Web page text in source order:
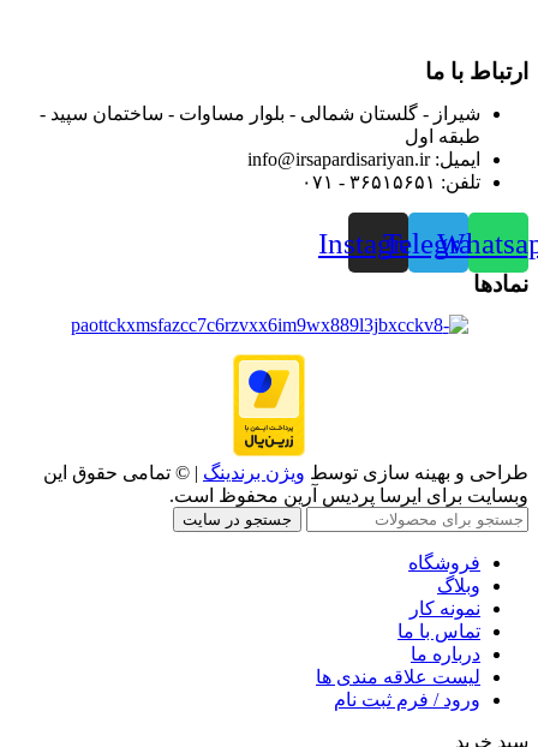
ارتباط با ما
شیراز - گلستان شمالی - بلوار مساوات - ساختمان سپید -
طبقه اول
ایمیل: info@irsapardisariyan.ir
تلفن: ۳۶۵۱۵۶۵۱ - ۰۷۱
Telegram
Instagram
نمادها
طراحی و بهینه سازی توسط ویژن برندینگ | © تمامی حقوق این
وبسایت برای ایرسا پردیس آرین محفوظ است.
جستجو در سایت
فروشگاه
وبلاگ
نمونه کار
تماس با ما
درباره ما
لیست علاقه مندی ها
ورود / فرم ثبت نام
سبد خرید